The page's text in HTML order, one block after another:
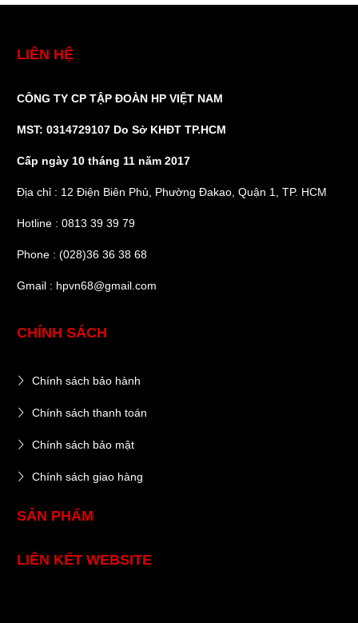
LIÊN HỆ
CÔNG TY CP TẬP ĐOÀN HP VIỆT NAM
MST: 0314729107 Do Sở KHĐT TP.HCM
Cấp ngày 10 tháng 11 năm 2017
Địa chỉ : 12 Điện Biên Phủ, Phường Đakao, Quận 1, TP. HCM
Hotline : 0813 39 39 79
Phone : (028)36 36 38 68
Gmail : hpvn68@gmail.com
CHÍNH SÁCH
Chính sách bảo hành
Chính sách thanh toán
Chính sách bảo mật
Chính sách giao hàng
SẢN PHẨM
LIÊN KẾT WEBSITE